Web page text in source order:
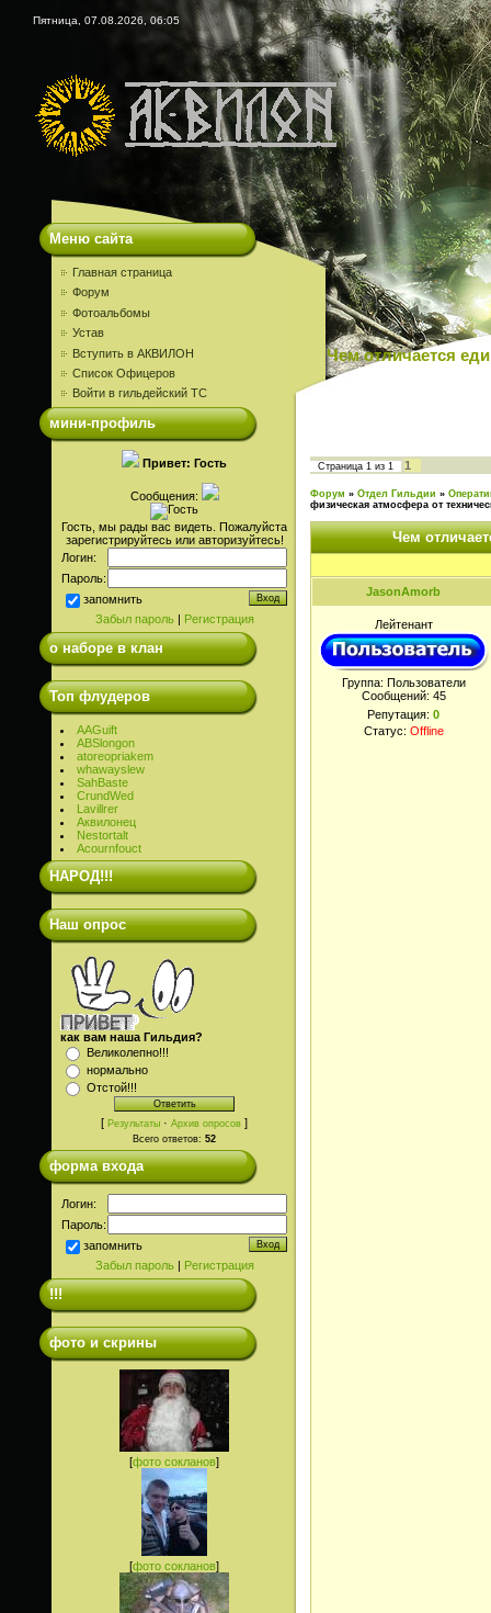
Пятница, 07.08.2026, 06:05
Меню сайта
Главная страница
Форум
Фотоальбомы
Устав
Вступить в АКВИЛОН
Список Офицеров
Войти в гильдейский ТС
мини-профиль
Привет: Гость
Сообщения:
Гость, мы рады вас видеть. Пожалуйста
зарегистрируйтесь или авторизуйтесь!
Логин:
Пароль:
запомнить
Забыл пароль| Регистрация
о наборе в клан
Топ флудеров
AAGuift
ABSlongon
atoreopriakem
whawayslew
SahBaste
CrundWed
Lavillrer
Аквилонец
Nestortalt
Acournfouct
НАРОД!!!
Наш опрос
как вам наша Гильдия?
Великолепно!!!
нормально
Отстой!!!
[ Результаты · Архив опросов ]
Всего ответов: 52
форма входа
Логин:
Пароль:
запомнить
Забыл пароль| Регистрация
!!!
фото и скрины
[фото сокланов]
[фото сокланов]
Чем отличается
Страница 1 из 1 1
Форум » Отдел Гильдии »
физическая атмосфера от
Чем
JasonAmorb
Лейтенант
Группа: Пользователи
Сообщений: 45
Репутация: 0
Статус: Offline